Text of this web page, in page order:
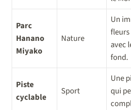
Parc
Hanano
Miyako
Nature
Un
avec
fond.
Piste
cyclable
Sport
Une
qui